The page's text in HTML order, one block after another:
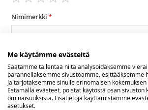
star
stars
stars
stars
stars
Nimimerkki
Yhteenveto
Arvostelu
Me käytämme evästeitä
Saatamme tallentaa niitä analysoidaksemme
parannellaksemme sivustoamme, esittääksemme
ja tarjotaksemme sinulle erinomaisen
Estämällä evästeet, poistat käytöstä osan sivuston
ominaisuuksista. Lisätietoja käyttämistämme
asetukset.